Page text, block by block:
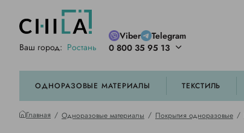
Ваш город: Ростань
Viber
Telegram
0 800 35 95 13
ОДНОРАЗОВЫЕ МАТЕРИАЛЫ ТЕКСТИЛЬ
Главная Одноразовые материалы Покрытия одноразовые